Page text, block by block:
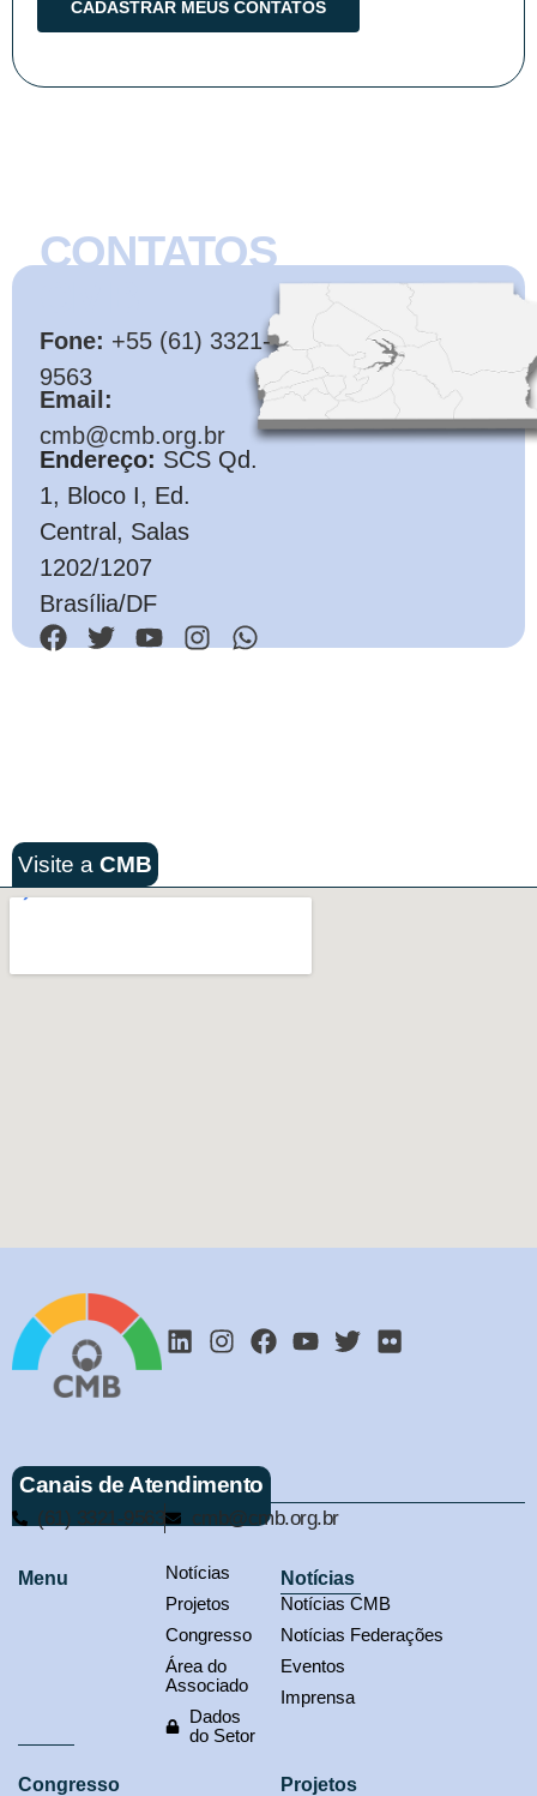
CONTATOS
Fone: +55 (61) 3321-
9563
Email:
cmb@cmb.org.br
Endereço: SCS Qd.
1, Bloco I, Ed.
Central, Salas
1202/1207
Brasília/DF
Visite a CMB
Canais de Atendimento
(61) 3321-9563 cmb@cmb.org.br
Menu
Notícias
Projetos
Congresso
Área do
Associado
Dados
do Setor
Notícias
Notícias CMB
Notícias Federações
Eventos
Imprensa
Congresso
Projetos